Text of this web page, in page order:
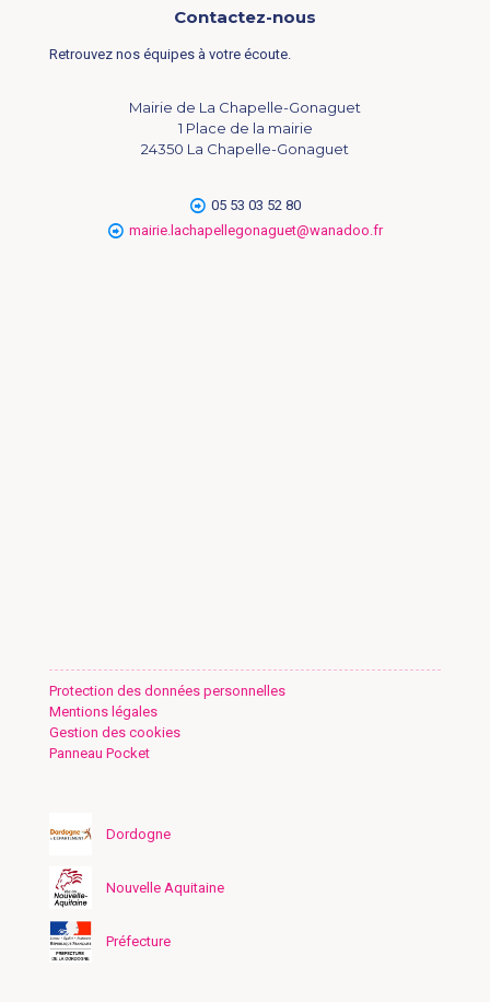
Contactez-nous
Retrouvez nos équipes à votre écoute.
Mairie de La Chapelle-Gonaguet
1 Place de la mairie
24350 La Chapelle-Gonaguet
05 53 03 52 80
mairie.lachapellegonaguet@wanadoo.fr
Protection des données personnelles
Mentions légales
Gestion des cookies
Panneau Pocket
Dordogne
Nouvelle Aquitaine
Préfecture